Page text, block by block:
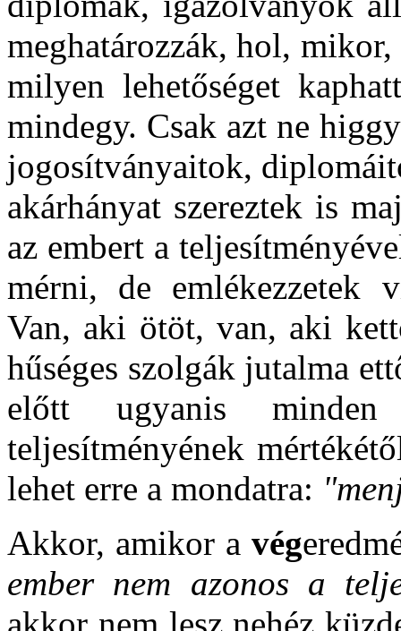
meghatározzák, hol,
milyen lehetőséget
mindegy. Csak azt ne
jogosítványaitok,
akárhányat szereztek is
az embert a
mérni, de emlékezzetek
Van, aki ötöt, van, aki
hűséges szolgák jutalma
előtt ugyanis
teljesítményének
lehet erre a mondatra:
Akkor, amikor a vég
ember nem azonos a